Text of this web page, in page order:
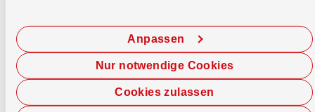
Cookies zulassen
Anpassen
Nur notwendige Cookies
Jetzt chatten